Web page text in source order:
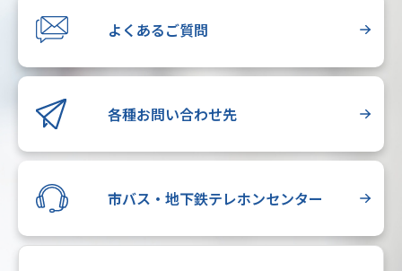
よくあるご質問
各種お問い合わせ先
市バス・地下鉄テレホンセンター